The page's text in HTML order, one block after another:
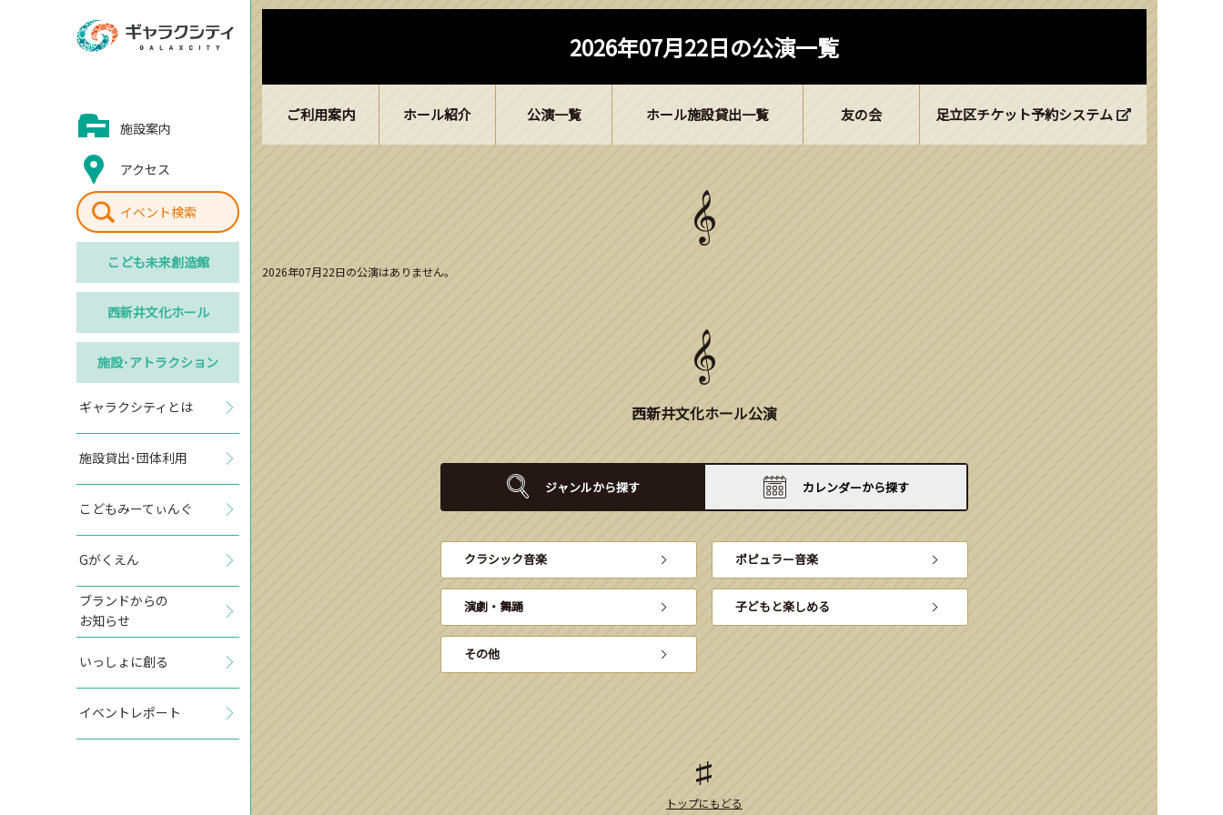
施設案内
アクセス
イベント検索
こども未来創造館
西新井文化ホール
施設･アトラクション
ギャラクシティとは
施設貸出･団体利用
こどもみーてぃんぐ
Gがくえん
ブランドからの
お知らせ
いっしょに創る
イベントレポート
2026年07月22日の公演一覧
ご利用案内 ホール紹介 公演一覧 ホール施設貸出一覧 友の会 足立区チケット予約システム
2026年07月22日の公演はありません。
西新井文化ホール公演
ジャンルから探す カレンダーから探す
クラシック音楽 ポピュラー音楽
演劇・舞踊 子どもと楽しめる
その他
トップにもどる